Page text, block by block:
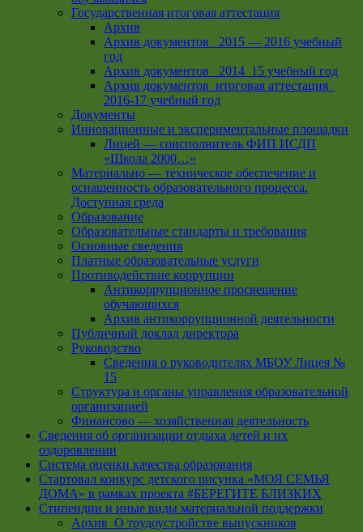
Государственная итоговая аттестация
Архив
Архив документов _2015 — 2016 учебный
год
Архив документов_ 2014_15 учебный год
Архив документов_итоговая аттестация_
2016-17 учебный год
Документы
Инновационные и экспериментальные площадки
Лицей — соисполнитель ФИП ИСДП
«Школа 2000…»
Материально — техническое обеспечение и
оснащенность образовательного процесса.
Доступная среда
Образование
Образовательные стандарты и требования
Основные сведения
Платные образовательные услуги
Противодействие коррупции
Антикоррупционное просвещение
обучающихся
Архив антикоррупционной деятельности
Публичный доклад директора
Руководство
Cведения о руководителях МБОУ Лицея №
15
Структура и органы управления образовательной
организацией
Финансово — хозяйственная деятельность
Сведения об организации отдыха детей и их
оздоровлении
Система оценки качества образования
Стартовал конкурс детского рисунка «МОЯ СЕМЬЯ
ДОМА» в рамках проекта #БЕРЕГИТЕ БЛИЗКИХ
Стипендии и иные виды материальной поддержки
Архив_О трудоустройстве выпускников